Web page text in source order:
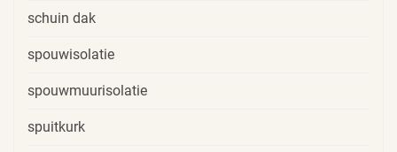
schuin dak
spouwisolatie
spouwmuurisolatie
spuitkurk